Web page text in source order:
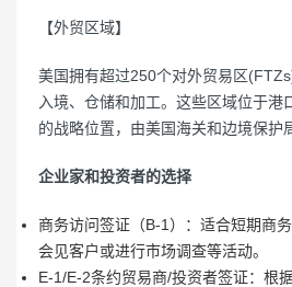
【外贸区域】
美国拥有超过250个对外贸易区
入境、仓储和加工。这些区域位于港
的战略位置，由美国海关和边境保护
企业家和投资者的选择
商务访问签证（B-1）：适合短期商
会见客户或进行市场调查等活动。
E-1/E-2条约贸易商/投资者签证：根